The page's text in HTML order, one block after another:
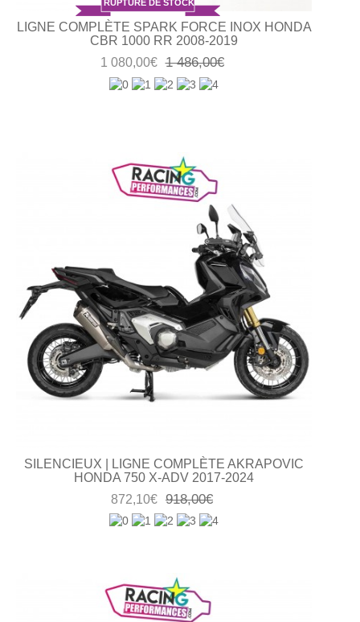
RUPTURE DE STOCK
LIGNE COMPLÈTE SPARK FORCE INOX HONDA
CBR 1000 RR 2008-2019
1 080,00€ 1 486,00€
SILENCIEUX | LIGNE COMPLÈTE AKRAPOVIC
HONDA 750 X-ADV 2017-2024
872,10€ 918,00€